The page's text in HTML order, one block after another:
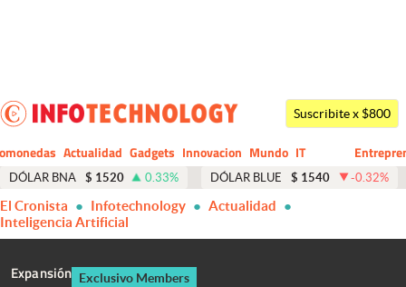
Dólar
Economía y Política
Finanzas y Mercados
Negocios
Suscribite x $800
Actualidad Gadgets Innovacion Mundo
CIO
IT
Business
DÓLAR BNA $ 1520 0.33% DÓLAR BLUE $ 1540 -0.32%
El Cronista Infotechnology
Actualidad
Inteligencia Artificial
Expansión Exclusivo Members